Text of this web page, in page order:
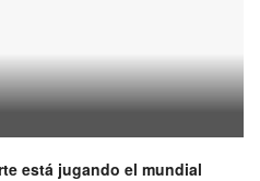
está jugando el mundial